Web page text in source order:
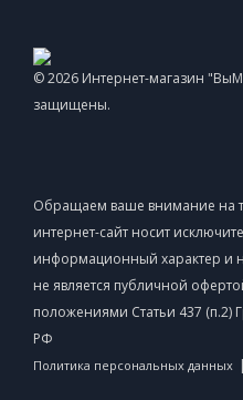
© 2026 Интернет-магазин
защищены.
Обращаем ваше внимание на
интернет-сайт носит
информационный характер и
не является публичной
положениями Статьи 437 (п.2)
РФ
Политика персональных данных |